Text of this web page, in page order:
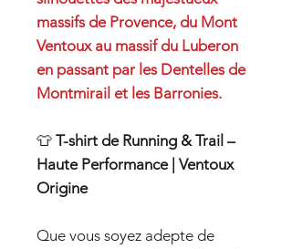
massifs de Provence, du Mont
Ventoux au massif du Luberon
en passant par les Dentelles de
Montmirail et les Barronies.
👕 T-shirt de Running & Trail –
Haute Performance | Ventoux
Origine
Que vous soyez adepte de